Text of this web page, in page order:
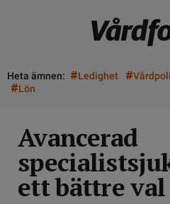
Heta ämnen: #Ledighet #
#Lön
Avancerad
ett bättre